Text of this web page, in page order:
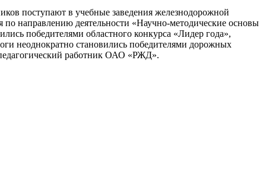
поступают в учебные заведения железнодорожной
направлению деятельности «Научно-методические основы
победителями областного конкурса «Лидер года»,
неоднократно становились победителями дорожных
работник ОАО «РЖД».